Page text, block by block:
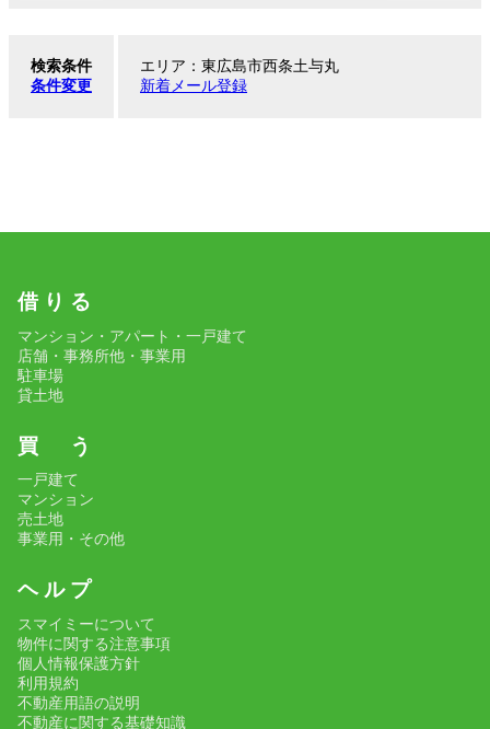
検索条件
条件変更
エリア：東広島市西条土与丸
新着メール登録
借 り る
マンション・アパート・一戸建て
店舗・事務所他・事業用
駐車場
貸土地
買 う
一戸建て
マンション
売土地
事業用・その他
ヘ ル プ
スマイミーについて
物件に関する注意事項
個人情報保護方針
利用規約
不動産用語の説明
不動産に関する基礎知識